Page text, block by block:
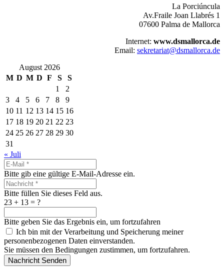
La Porciúncula
Av.Fraile Joan Llabrés 1
07600 Palma de Mallorca
Internet: www.dsmallorca.de
Email: sekretariat@dsmallorca.de
August 2026
M D M D F S
S
1
2
3
4 5 6 7 8
9
10 11 12 13 14 15 16
17 18 19 20 21 22 23
24 25 26 27 28 29 30
31
« Juli
Bitte gib eine gültige E-Mail-Adresse ein.
Bitte füllen Sie dieses Feld aus.
23 + 13 = ?
Bitte geben Sie das Ergebnis ein, um fortzufahren
Ich bin mit der Verarbeitung und Speicherung meiner
personenbezogenen Daten einverstanden.
Sie müssen den Bedingungen zustimmen, um fortzufahren.
Nachricht Senden